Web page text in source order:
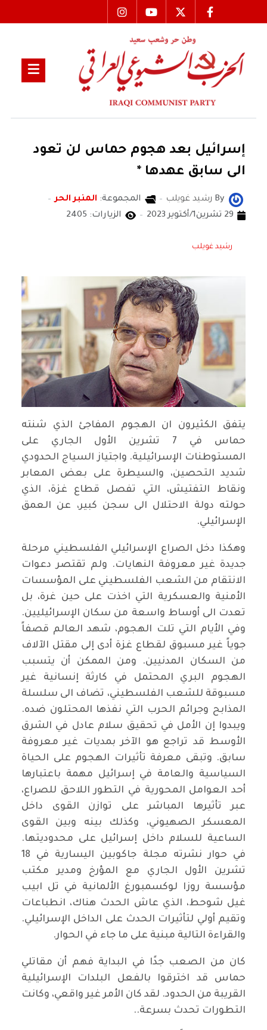
إسرائيل بعد هجوم حماس لن تعود
الى سابق عهدها *
By رشيد غويلب المجموعة: المنبر الحر
29 تشرين1/أكتوير 2023
الزيارات: 2405
رشيد غويلب
يتفق الكثيرون ان الهجوم المفاجئ الذي شنته
حماس في 7 تشرين الأول الجاري على
المستوطنات الإسرائيلية. واجتياز السياج الحدودي
شديد التحصين، والسيطرة على بعض المعابر
ونقاط التفتيش، التي تفصل قطاع غزة، الذي
حولته دولة الاحتلال الى سجن كبير، عن العمق
الإسرائيلي.
وهكذا دخل الصراع الإسرائيلي الفلسطيني مرحلة
جديدة غير معروفة النهايات. ولم تقتصر دعوات
الانتقام من الشعب الفلسطيني على المؤسسات
الأمنية والعسكرية التي اخذت على حين غرة، بل
تعدت الى أوساط واسعة من سكان الإسرائيليين.
وفي الأيام التي تلت الهجوم، شهد العالم قصفاً
جوياً غير مسبوق لقطاع غزة أدى إلى مقتل الآلاف
من السكان المدنيين. ومن الممكن أن يتسبب
الهجوم البري المحتمل في كارثة إنسانية غير
مسبوقة للشعب الفلسطيني، تضاف الى سلسلة
المذابح وجرائم الحرب التي نفذها المحتلون ضده.
ويبدوا إن الأمل في تحقيق سلام عادل في الشرق
الأوسط قد تراجع هو الآخر بمديات غير معروفة
سابق. وتبقى معرفة تأثيرات الهجوم على الحياة
السياسية والعامة في إسرائيل مهمة باعتبارها
أحد العوامل المحورية في التطور اللاحق للصراع،
عبر تأثيرها المباشر على توازن القوى داخل
المعسكر الصهيوني، وكذلك بينه وبين القوى
الساعية للسلام داخل إسرائيل على محدوديتها.
في حوار نشرته مجلة جاكوبين اليسارية في 18
تشرين الأول الجاري مع المؤرخ ومدير مكتب
مؤسسة روزا لوكسمبورغ الألمانية في تل ابيب
غيل شوحط، الذي عاش الحدث هناك، انطباعات
وتقيم أولي لتأثيرات الحدث على الداخل الإسرائيلي.
والقراءة التالية مبنية على ما جاء في الحوار.
كان من الصعب جدًا في البداية فهم أن مقاتلي
حماس قد اخترقوا بالفعل البلدات الإسرائيلية
القريبة من الحدود. لقد كان الأمر غير واقعي، وكانت
التطورات تحدث بسرعة..